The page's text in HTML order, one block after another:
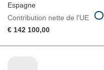
Espagne
Contribution nette de l'UE
€ 142 100,00